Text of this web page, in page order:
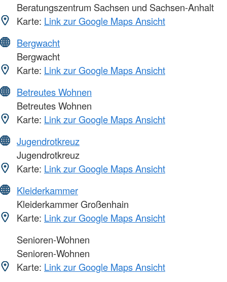
Beratungszentrum Sachsen und Sachsen-Anhalt
Karte: Link zur Google Maps Ansicht
Bergwacht
Bergwacht
Karte: Link zur Google Maps Ansicht
Betreutes Wohnen
Betreutes Wohnen
Karte: Link zur Google Maps Ansicht
Jugendrotkreuz
Jugendrotkreuz
Karte: Link zur Google Maps Ansicht
Kleiderkammer
Kleiderkammer Großenhain
Karte: Link zur Google Maps Ansicht
Senioren-Wohnen
Senioren-Wohnen
Karte: Link zur Google Maps Ansicht